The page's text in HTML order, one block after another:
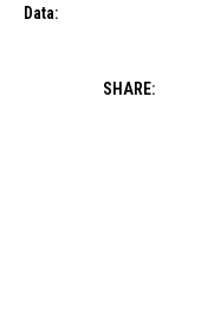
Data:
SHARE: